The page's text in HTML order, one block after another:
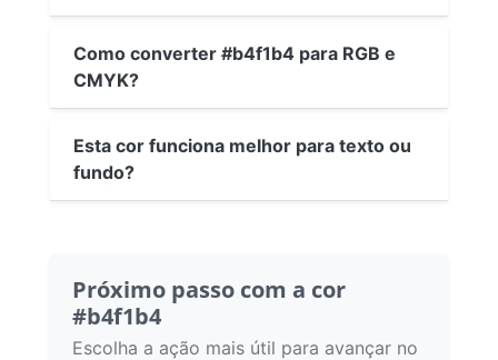
Como converter #b4f1b4 para RGB e
CMYK?
Esta cor funciona melhor para texto ou
fundo?
Próximo passo com a cor
#b4f1b4
Escolha a ação mais útil para avançar no